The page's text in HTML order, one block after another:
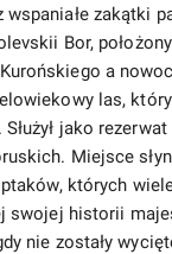
zakątki
Bor,
a
las,
jako
Miejsce
których
swojej historii
nie zostały